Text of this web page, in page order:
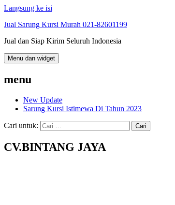
Langsung ke isi
Jual Sarung Kursi Murah 021-82601199
Jual dan Siap Kirim Seluruh Indonesia
Menu dan widget
menu
New Update
Sarung Kursi Istimewa Di Tahun 2023
Cari untuk:
CV.BINTANG JAYA